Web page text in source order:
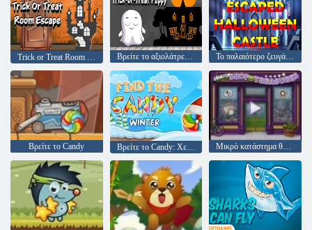
Trick or Treat Room Escape Βρείτε το αξιολάτρευτο κουτάβι Trick-or-Treat Το παλαιότερο ζευγάρι δραπέτευσε από το κάστρο του Halloween
Βρείτε το Candy Βρείτε το Candy: Χειμώνας Μικρό κατάστημα θησαυρών